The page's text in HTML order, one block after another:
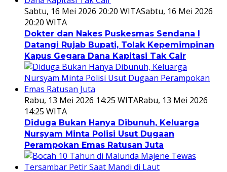
Sabtu, 16 Mei 2026 20:20 WITASabtu, 16 Mei 2026
20:20 WITA
Dokter dan Nakes Puskesmas Sendana I
Datangi Rujab Bupati, Tolak Kepemimpinan
Kapus Gegara Dana Kapitasi Tak Cair
Rabu, 13 Mei 2026 14:25 WITARabu, 13 Mei 2026
14:25 WITA
Diduga Bukan Hanya Dibunuh, Keluarga
Nursyam Minta Polisi Usut Dugaan
Perampokan Emas Ratusan Juta